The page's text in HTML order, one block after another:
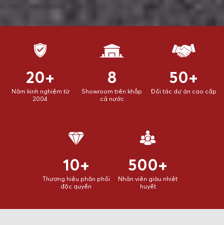
20+
Năm kinh nghiệm từ
2004
8
Showroom trên khắp
cả nước
50+
Đối tác dự án cao cấp
10+
Thương hiệu phân phối
độc quyền
500+
Nhân viên giàu nhiệt
huyết